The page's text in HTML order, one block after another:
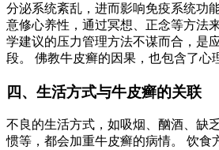
分泌系统紊乱，进而影响免疫系统功
意修心养性，通过冥想、正念等方法
学建议的压力管理方法不谋而合，是
段。 佛教牛皮癣的因果，也包含了心
四、生活方式与牛皮癣的关联
不良的生活方式，如吸烟、酗酒、缺
惯等，都会加重牛皮癣的病情。 饮食